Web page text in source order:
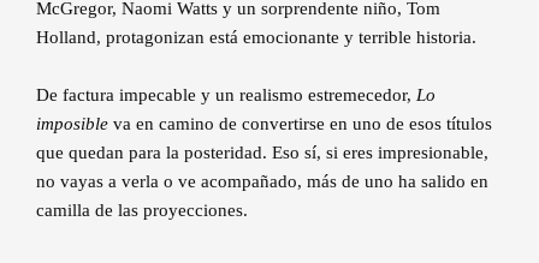
McGregor, Naomi Watts y un sorprendente niño, Tom
Holland, protagonizan está emocionante y terrible historia.
De factura impecable y un realismo estremecedor, Lo
imposible va en camino de convertirse en uno de esos títulos
que quedan para la posteridad. Eso sí, si eres impresionable,
no vayas a verla o ve acompañado, más de uno ha salido en
camilla de las proyecciones.